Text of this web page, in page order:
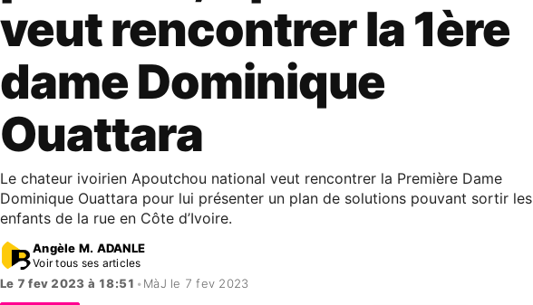
veut rencontrer la 1ère
dame Dominique
Ouattara
Le chateur ivoirien Apoutchou national veut rencontrer la Première Dame
Dominique Ouattara pour lui présenter un plan de solutions pouvant sortir les
enfants de la rue en Côte d’Ivoire.
Angèle M. ADANLE
Voir tous ses articles
Le 7 fev 2023 à 18:51 • MàJ le 7 fev 2023